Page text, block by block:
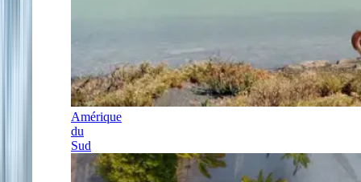
Amérique
du
Sud